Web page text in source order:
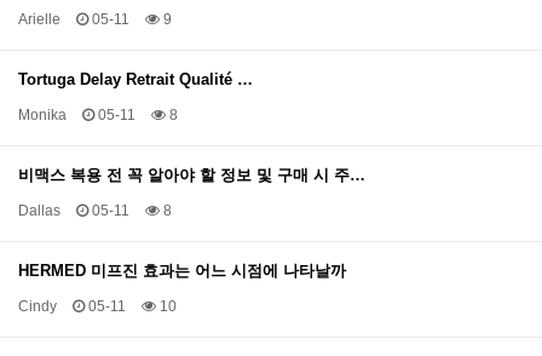
Arielle 05-11 9
Tortuga Delay Retrait Qualité …
Monika 05-11 8
비맥스 복용 전 꼭 알아야 할 정보 및 구매 시 주…
Dallas 05-11 8
HERMED 미프진 효과는 어느 시점에 나타날까
Cindy 05-11 10